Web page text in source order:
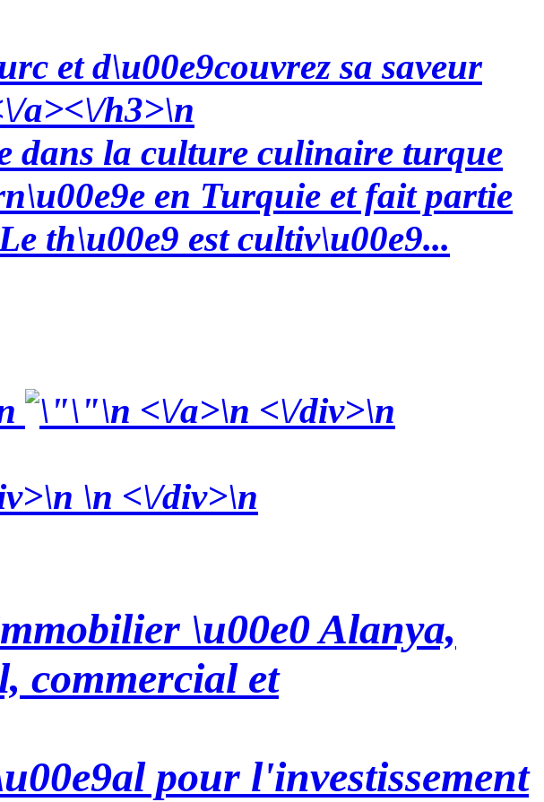
et d\u00e9couvrez sa saveur
a><\/h3>\n
dans la culture culinaire turque
en Turquie et fait partie
th\u00e9 est cultiv\u00e9...
\n <\/a>\n <\/div>\n
\n <\/div>\n
\u00e0 Alanya,
commercial et
pour l'investissement